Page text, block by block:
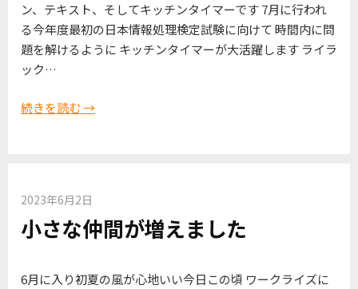
ン、テキスト、そしてキッチンタイマーです 7月に行われ
る今年度最初の日本情報処理検定試験に向けて 時間内に問
題を解けるように キッチンタイマーが大活躍します ライラ
ック…
続きを読む →
2023年6月2日
小さな仲間が増えました
6月に入り初夏の風が心地いい今日この頃 ワークライズに